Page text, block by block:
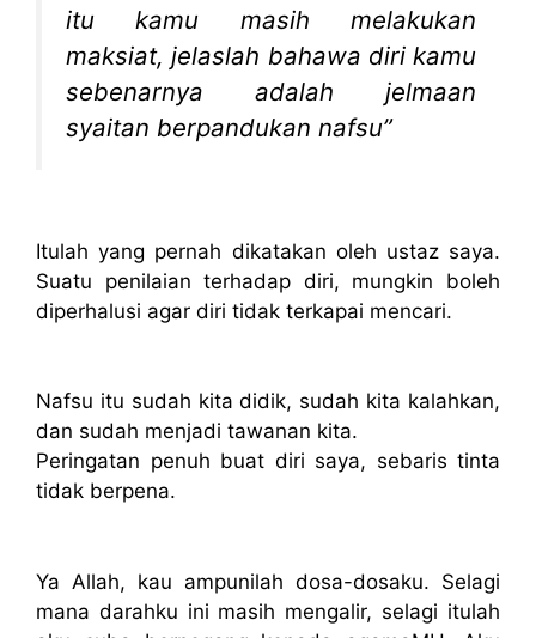
itu kamu masih melakukan
maksiat, jelaslah bahawa diri kamu
sebenarnya adalah jelmaan
syaitan berpandukan nafsu”
Itulah yang pernah dikatakan oleh ustaz saya.
Suatu penilaian terhadap diri, mungkin boleh
diperhalusi agar diri tidak terkapai mencari.
Nafsu itu sudah kita didik, sudah kita kalahkan,
dan sudah menjadi tawanan kita.
Peringatan penuh buat diri saya, sebaris tinta
tidak berpena.
Ya Allah, kau ampunilah dosa-dosaku. Selagi
mana darahku ini masih mengalir, selagi itulah